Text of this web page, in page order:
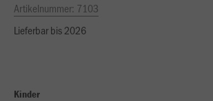
Artikelnummer: 7103
Lieferbar bis 2026
Kinder